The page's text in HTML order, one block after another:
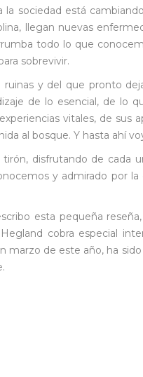
la sociedad está
llegan nuevas
todo lo que
sobrevivir.
y del que pronto
de lo esencial, de lo
vitales, de sus
al bosque. Y hasta ahí
disfrutando de cada
y admirado por
esta pequeña
cobra especial
marzo de este año, ha